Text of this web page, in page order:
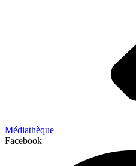
Médiathèque
Facebook